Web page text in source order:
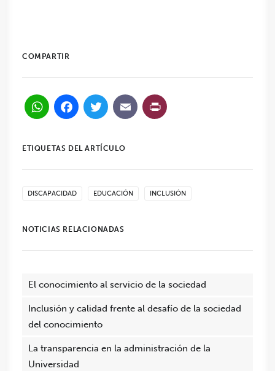
COMPARTIR
WhatsApp
Facebook
Twitter
Email
ETIQUETAS DEL ARTÍCULO
DISCAPACIDAD EDUCACIÓN INCLUSIÓN
NOTICIAS RELACIONADAS
El conocimiento al servicio de la sociedad
Inclusión y calidad frente al desafío de la sociedad
del conocimiento
La transparencia en la administración de la
Universidad